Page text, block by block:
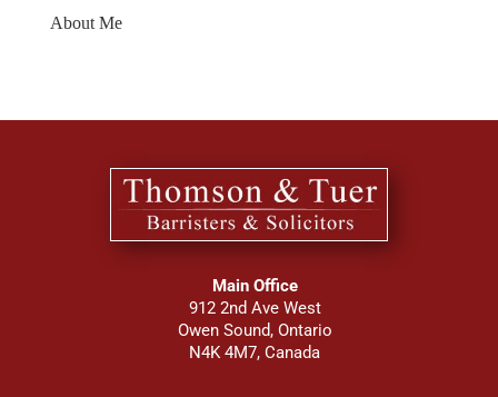
About Me
Main Office
912 2nd Ave West
Owen Sound, Ontario
N4K 4M7, Canada